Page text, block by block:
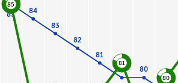
85 84
83
82
81
80
85
81
80